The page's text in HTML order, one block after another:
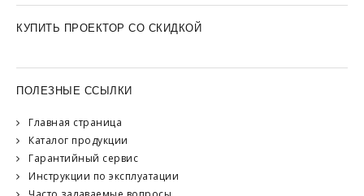
КУПИТЬ ПРОЕКТОР СО СКИДКОЙ
ПОЛЕЗНЫЕ ССЫЛКИ
Главная страница
Каталог продукции
Гарантийный сервис
Инструкции по эксплуатации